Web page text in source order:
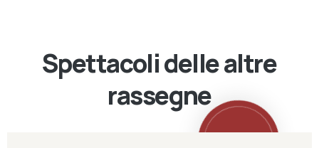
Spettacoli delle altre
rassegne